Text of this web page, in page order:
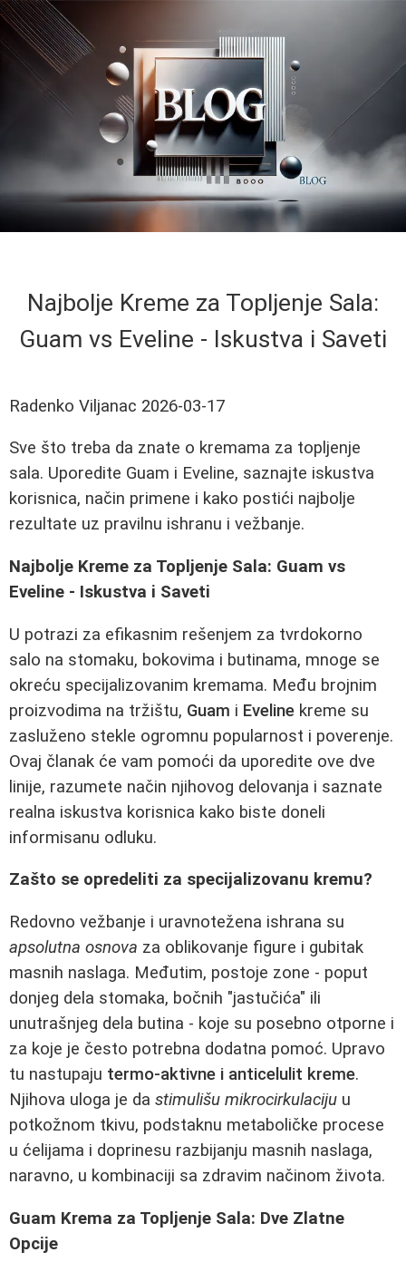
Najbolje Kreme za Topljenje Sala:
Guam vs Eveline - Iskustva i Saveti
Radenko Viljanac 2026-03-17
Sve što treba da znate o kremama za topljenje
sala. Uporedite Guam i Eveline, saznajte iskustva
korisnica, način primene i kako postići najbolje
rezultate uz pravilnu ishranu i vežbanje.
Najbolje Kreme za Topljenje Sala: Guam vs
Eveline - Iskustva i Saveti
U potrazi za efikasnim rešenjem za tvrdokorno
salo na stomaku, bokovima i butinama, mnoge se
okreću specijalizovanim kremama. Među brojnim
proizvodima na tržištu, Guam i Eveline kreme su
zasluženo stekle ogromnu popularnost i poverenje.
Ovaj članak će vam pomoći da uporedite ove dve
linije, razumete način njihovog delovanja i saznate
realna iskustva korisnica kako biste doneli
informisanu odluku.
Zašto se opredeliti za specijalizovanu kremu?
Redovno vežbanje i uravnotežena ishrana su
apsolutna osnova za oblikovanje figure i gubitak
masnih naslaga. Međutim, postoje zone - poput
donjeg dela stomaka, bočnih "jastučića" ili
unutrašnjeg dela butina - koje su posebno otporne i
za koje je često potrebna dodatna pomoć. Upravo
tu nastupaju termo-aktivne i anticelulit kreme.
Njihova uloga je da stimulišu mikrocirkulaciju u
potkožnom tkivu, podstaknu metaboličke procese
u ćelijama i doprinesu razbijanju masnih naslaga,
naravno, u kombinaciji sa zdravim načinom života.
Guam Krema za Topljenje Sala: Dve Zlatne
Opcije